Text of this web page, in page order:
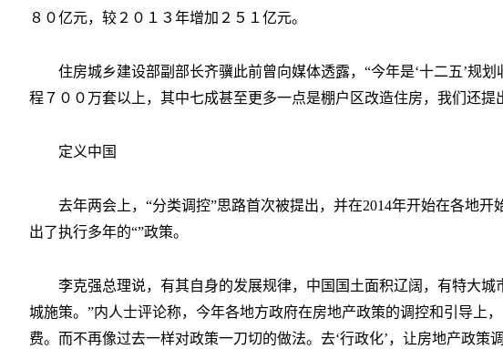
８０亿元，较２０１３年增加２５１亿元。
住房城乡建设部副部长齐骥此前曾向媒体透露，“今年是‘十二五’规
程７００万套以上，其中七成甚至更多一点是棚户区改造住房，我们还
定义中国
去年两会上，“分类调控”思路首次被提出，并在2014年开始在各地
出了执行多年的“”政策。
李克强总理说，有其自身的发展规律，中国国土面积辽阔，有特大
城施策。”内人士评论称，今年各地方政府在房地产政策的调控和引导上
费。而不再像过去一样对政策一刀切的做法。去‘行政化’，让房地产政